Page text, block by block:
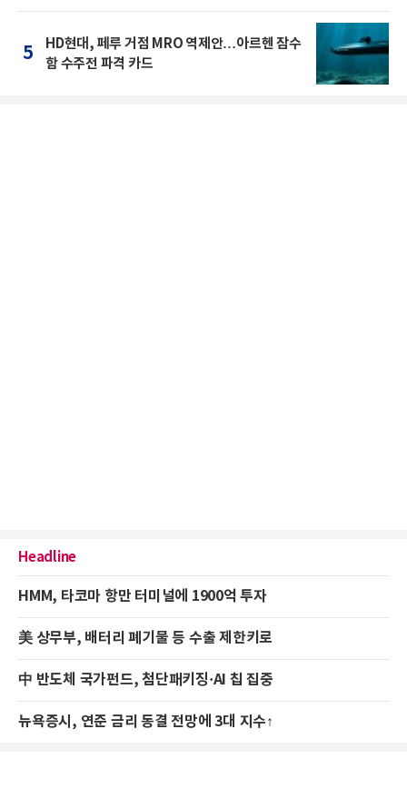
5
HD현대, 페루 거점 MRO 역제안…아르헨 잠수
함 수주전 파격 카드
Headline
HMM, 타코마 항만 터미널에 1900억 투자
美 상무부, 배터리 폐기물 등 수출 제한키로
中 반도체 국가펀드, 첨단패키징·AI 칩 집중
뉴욕증시, 연준 금리 동결 전망에 3대 지수↑